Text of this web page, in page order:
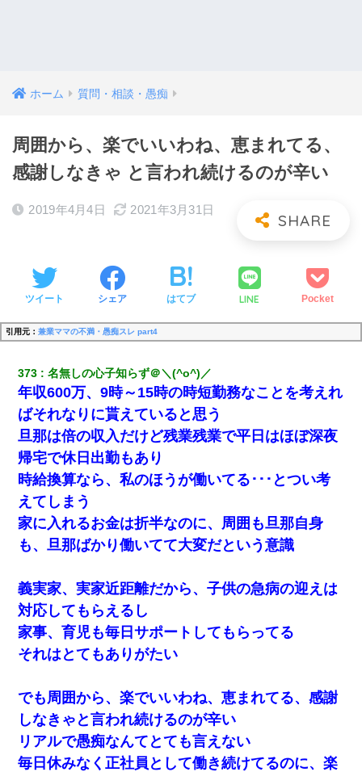
ホーム 質問・相談・愚痴
周囲から、楽でいいわね、恵まれてる、
感謝しなきゃ と言われ続けるのが辛い
2019年4月4日 2021年3月31日
ツイート シェア はてブ LINE Pocket
引用元： 兼業ママの不満・愚痴スレ part4
373 名無しの心子知らず＠＼(^o^)／
年収600万、9時～15時の時短勤務なことを考えれ
ばそれなりに貰えていると思う
旦那は倍の収入だけど残業残業で平日はほぼ深夜
帰宅で休日出勤もあり
時給換算なら、私のほうが働いてる･･･とつい考
えてしまう
家に入れるお金は折半なのに、周囲も旦那自身
も、旦那ばかり働いてて大変だという意識
義実家、実家近距離だから、子供の急病の迎えは
対応してもらえるし
家事、育児も毎日サポートしてもらってる
それはとてもありがたい
でも周囲から、楽でいいわね、恵まれてる、感謝
しなきゃと言われ続けるのが辛い
リアルで愚痴なんてとても言えない
毎日休みなく正社員として働き続けてるのに、楽